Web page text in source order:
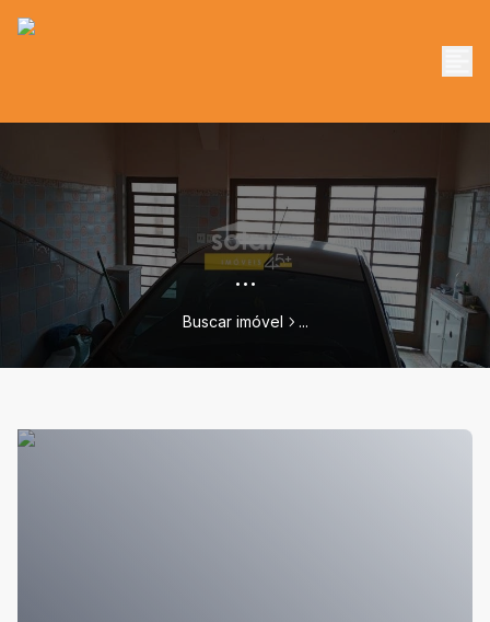
...
Buscar imóvel ...